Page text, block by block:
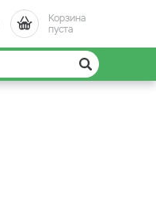
Корзина
пуста